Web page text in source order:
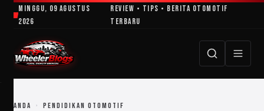
LewatiMinggu, 09 Agustus
2026
Review • Tips • Berita Otomotif
Terbaru
BERANDA › PENDIDIKAN OTOMOTIF